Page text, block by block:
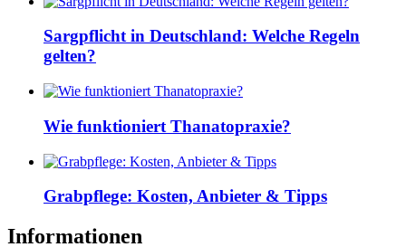
Sargpflicht in Deutschland: Welche Regeln
gelten?
Wie funktioniert Thanatopraxie?
Grabpflege: Kosten, Anbieter & Tipps
Informationen